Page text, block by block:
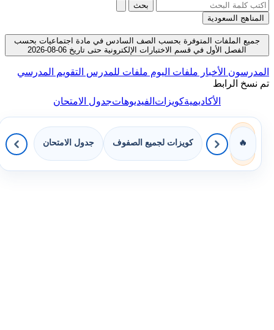
بحث
المناهج السعودية
جميع الملفات المتوفرة بحسب الصف السادس في مادة اجتماعيات بحسب
الفصل الأول في قسم الاختبارات الإلكترونية حتى تاريخ 06-08-2026
المدرسون الأخبار ملفات اليوم ملفات للمدرس التقويم المدرسي
تم نسخ الرابط
الأكاديميةكويزاتالفيديوهاتجدول الامتحان
🔥 كويزات لجميع الصفوف جدول الامتحان